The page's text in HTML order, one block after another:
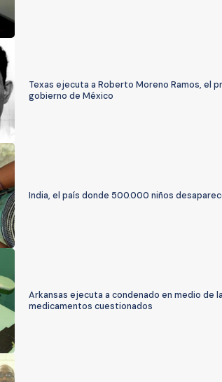
Texas ejecuta a Roberto Moreno Ramos, el
gobierno de México
India, el país donde 500.000 niños
Arkansas ejecuta a condenado en medio de
medicamentos cuestionados